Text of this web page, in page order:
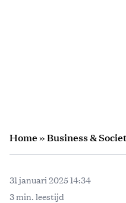
Home»Business &
31 januari 2025 14:34
3 min. leestijd